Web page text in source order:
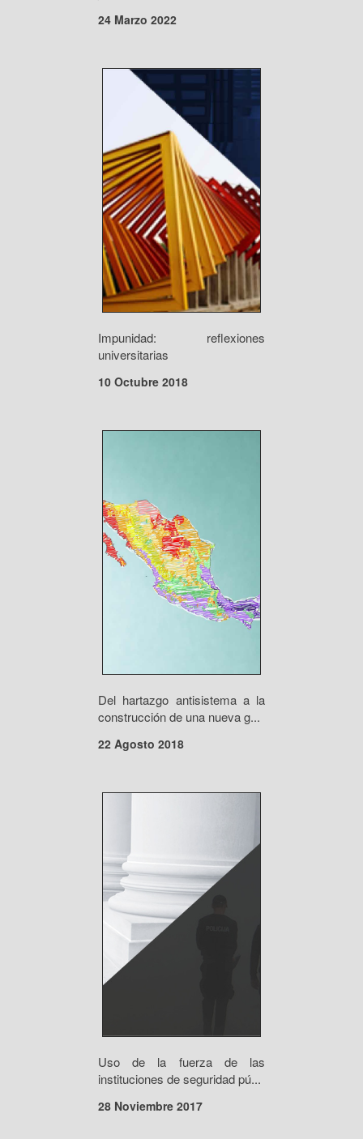
24 Marzo 2022
Impunidad: reflexiones
universitarias
10 Octubre 2018
Del hartazgo antisistema a la
construcción de una nueva g...
22 Agosto 2018
Uso de la fuerza de las
instituciones de seguridad pú...
28 Noviembre 2017